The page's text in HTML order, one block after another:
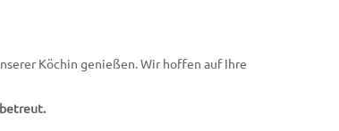
Köchin genießen. Wir hoffen auf Ihre